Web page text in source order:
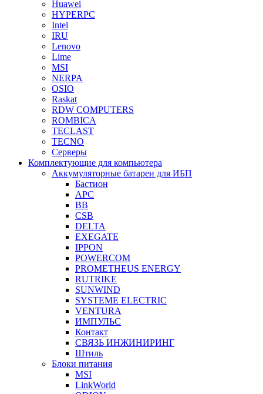
Huawei
HYPERPC
Intel
IRU
Lenovo
Lime
MSI
NERPA
OSIO
Raskat
RDW COMPUTERS
ROMBICA
TECLAST
TECNO
Серверы
Комплектующие для компьютера
Аккумуляторные батареи для ИБП
Бастион
APC
BB
CSB
DELTA
EXEGATE
IPPON
POWERCOM
PROMETHEUS ENERGY
RUTRIKE
SUNWIND
SYSTEME ELECTRIC
VENTURA
ИМПУЛЬС
Контакт
СВЯЗЬ ИНЖИНИРИНГ
Штиль
Блоки питания
MSI
LinkWorld